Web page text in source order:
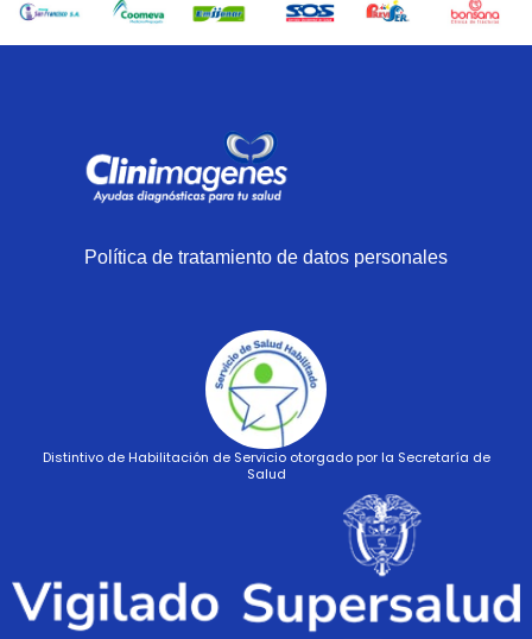
Política de tratamiento de datos personales
Distintivo de Habilitación de Servicio otorgado por la Secretaría de
Salud